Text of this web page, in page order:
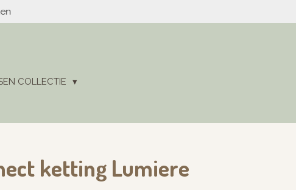
COLLECTIE
ketting Lumiere